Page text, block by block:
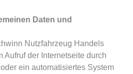
Daten und
Nutzfahrzeug Handels
Aufruf der Internetseite durch
ein automatisiertes System